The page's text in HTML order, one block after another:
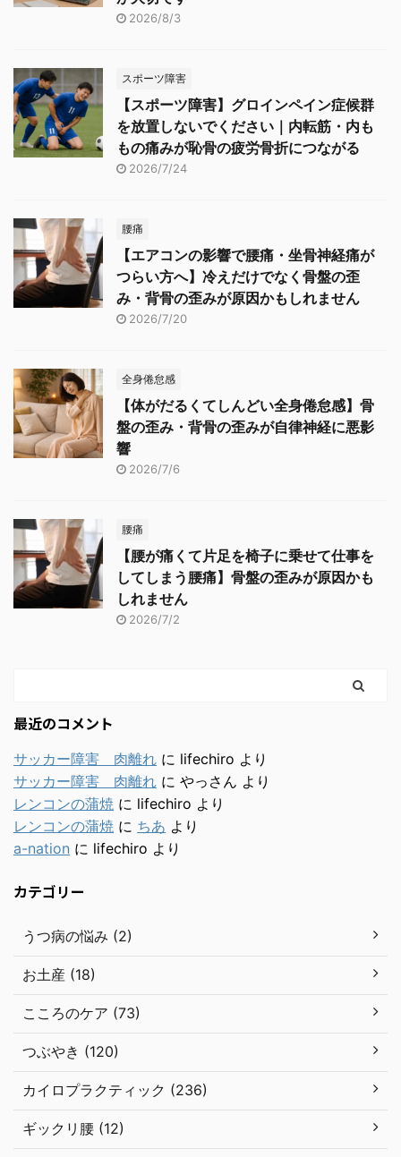
2026/8/3
スポーツ障害
【スポーツ障害】グロインペイン症候群
を放置しないでください｜内転筋・内も
もの痛みが恥骨の疲労骨折につながる
2026/7/24
腰痛
【エアコンの影響で腰痛・坐骨神経痛が
つらい方へ】冷えだけでなく骨盤の歪
み・背骨の歪みが原因かもしれません
2026/7/20
全身倦怠感
【体がだるくてしんどい全身倦怠感】骨
盤の歪み・背骨の歪みが自律神経に悪影
響
2026/7/6
腰痛
【腰が痛くて片足を椅子に乗せて仕事を
してしまう腰痛】骨盤の歪みが原因かも
しれません
2026/7/2
最近のコメント
サッカー障害 肉離れ に lifechiro より
サッカー障害 肉離れ に やっさん より
レンコンの蒲焼 に lifechiro より
レンコンの蒲焼 に ちあ より
a-nation に lifechiro より
カテゴリー
うつ病の悩み (2)
お土産 (18)
こころのケア (73)
つぶやき (120)
カイロプラクティック (236)
ギックリ腰 (12)